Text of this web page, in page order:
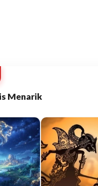
Menarik